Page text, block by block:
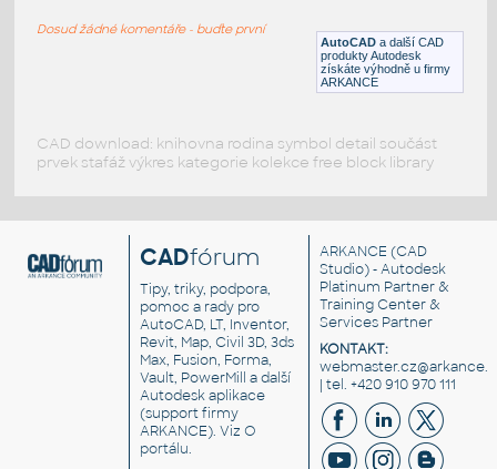
DWG _Různé-Jiné AutoCAD a další CAD
produkty Autodesk
získáte výhodně u firmy
ARKANCE
Dosud žádné komentáře - buďte první
CAD download: knihovna rodina symbol detail součást
prvek stafáž výkres kategorie kolekce free block library
CADfórum
Tipy, triky, podpora,
pomoc a rady pro
AutoCAD, LT, Inventor,
Revit, Map, Civil 3D, 3ds
Max, Fusion, Forma,
Vault, PowerMill a další
Autodesk aplikace
(support firmy
ARKANCE). VizO
portálu.
ARKANCE (CAD
Studio) - Autodesk
Platinum Partner &
Training Center &
Services Partner
KONTAKT:
| tel. +420 910 970 111